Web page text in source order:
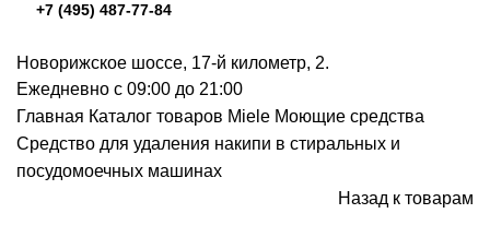
+7 (495) 487-77-84
Новорижское шоссе, 17-й километр, 2.
Ежедневно с 09:00 до 21:00
Главная Каталог товаров Miele Моющие средства
Средство для удаления накипи в стиральных и
посудомоечных машинах
Назад к товарам